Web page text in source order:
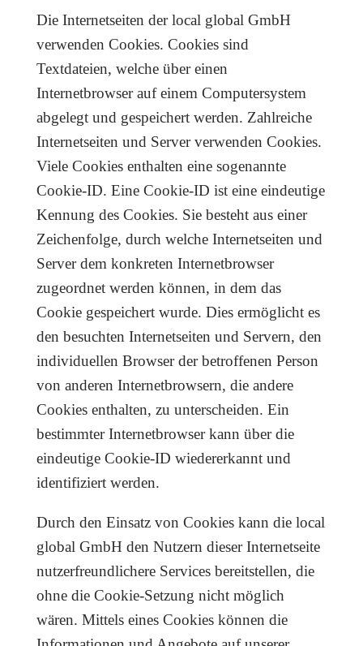
Die Internetseiten der local global GmbH
verwenden Cookies. Cookies sind
Textdateien, welche über einen
Internetbrowser auf einem Computersystem
abgelegt und gespeichert werden. Zahlreiche
Internetseiten und Server verwenden Cookies.
Viele Cookies enthalten eine sogenannte
Cookie-ID. Eine Cookie-ID ist eine eindeutige
Kennung des Cookies. Sie besteht aus einer
Zeichenfolge, durch welche Internetseiten und
Server dem konkreten Internetbrowser
zugeordnet werden können, in dem das
Cookie gespeichert wurde. Dies ermöglicht es
den besuchten Internetseiten und Servern, den
individuellen Browser der betroffenen Person
von anderen Internetbrowsern, die andere
Cookies enthalten, zu unterscheiden. Ein
bestimmter Internetbrowser kann über die
eindeutige Cookie-ID wiedererkannt und
identifiziert werden.
Durch den Einsatz von Cookies kann die local
global GmbH den Nutzern dieser Internetseite
nutzerfreundlichere Services bereitstellen, die
ohne die Cookie-Setzung nicht möglich
wären. Mittels eines Cookies können die